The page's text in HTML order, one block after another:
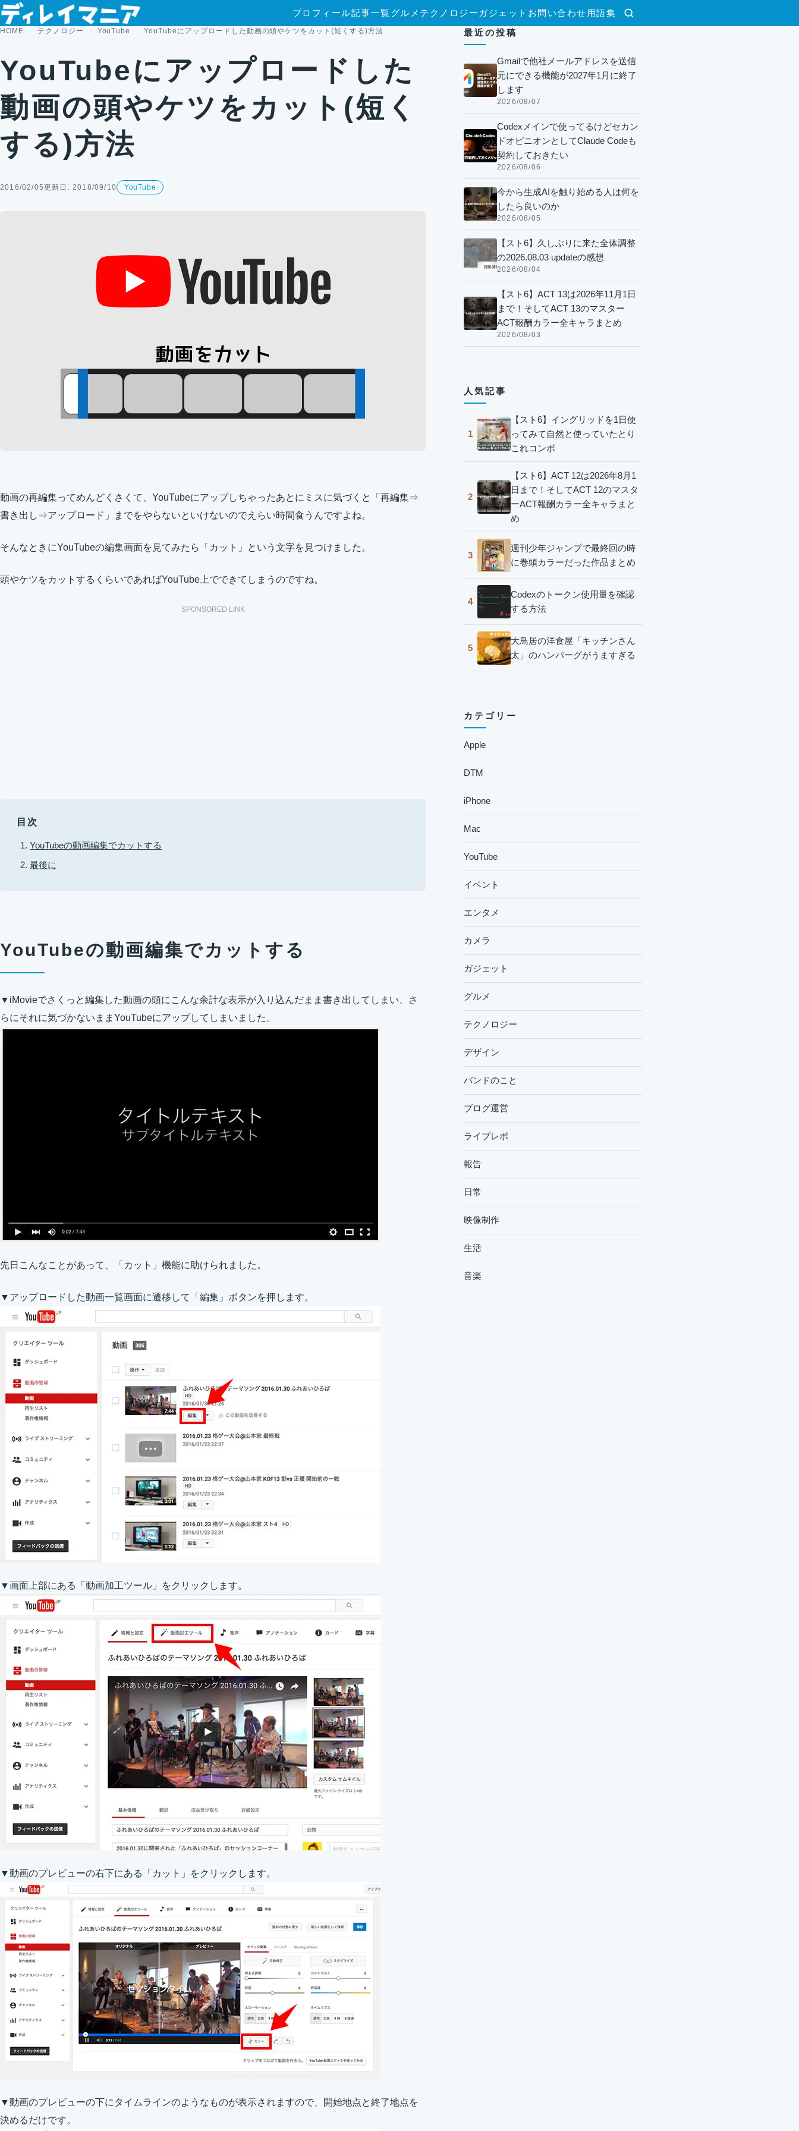
コンテンツへスキップ
検索
プロフィール記事一覧グルメ テクノロジー ガジェット お問い合わせ 用語集
HOME テクノロジー YouTube YouTubeにアップロードした動画の頭やケツをカット(短くする)方法
YouTubeにアップロードした
動画の頭やケツをカット(短く
する)方法
2016/02/05更新日: 2018/09/10 YouTube
動画の再編集ってめんどくさくて、YouTubeにアップしちゃったあとにミスに気づくと「再編集⇒
書き出し⇒アップロード」までをやらないといけないのでえらい時間食うんですよね。
そんなときにYouTubeの編集画面を見てみたら「カット」という文字を見つけました。
頭やケツをカットするくらいであればYouTube上でできてしまうのですね。
SPONSORED LINK
目次
YouTubeの動画編集でカットする
最後に
YouTubeの動画編集でカットする
▼iMovieでさくっと編集した動画の頭にこんな余計な表示が入り込んだまま書き出してしまい、さ
らにそれに気づかないままYouTubeにアップしてしまいました。
先日こんなことがあって、「カット」機能に助けられました。
▼アップロードした動画一覧画面に遷移して「編集」ボタンを押します。
▼画面上部にある「動画加工ツール」をクリックします。
▼動画のプレビューの右下にある「カット」をクリックします。
▼動画のプレビューの下にタイムラインのようなものが表示されますので、開始地点と終了地点を
決めるだけです。
最近の投稿
Gmailで他社メールアドレスを送信
元にできる機能が2027年1月に終了
します
2026/08/07
Codexメインで使ってるけどセカン
ドオピニオンとしてClaude Codeも
契約しておきたい
2026/08/06
今から生成AIを触り始める人は何を
したら良いのか
2026/08/05
【スト6】久しぶりに来た全体調整
の2026.08.03 updateの感想
2026/08/04
【スト6】ACT 13は2026年11月1日
まで！そしてACT 13のマスター
ACT報酬カラー全キャラまとめ
2026/08/03
人気記事
1
【スト6】イングリッドを1日使
ってみて自然と使っていたとり
これコンボ
2
【スト6】ACT 12は2026年8月1
日まで！そしてACT 12のマスタ
ーACT報酬カラー全キャラまと
め
3
週刊少年ジャンプで最終回の時
に巻頭カラーだった作品まとめ
4
Codexのトークン使用量を確認
する方法
5
大鳥居の洋食屋「キッチンさん
太」のハンバーグがうますぎる
カテゴリー
Apple
DTM
iPhone
Mac
YouTube
イベント
エンタメ
カメラ
ガジェット
グルメ
テクノロジー
デザイン
バンドのこと
ブログ運営
ライブレポ
報告
日常
映像制作
生活
音楽